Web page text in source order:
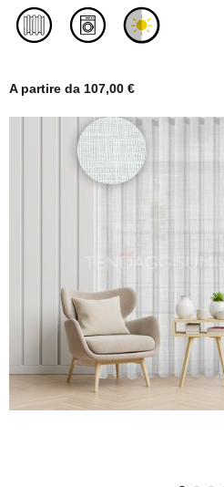
A partire da 107,00 €